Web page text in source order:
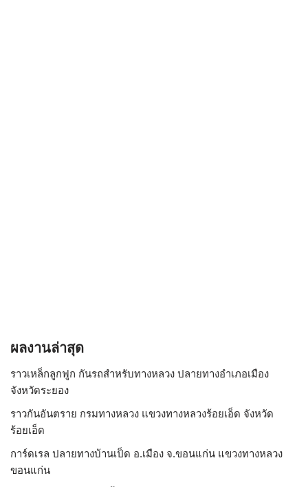
ผลงานล่าสุด
ราวเหล็กลูกฟูก กันรถสําหรับทางหลวง ปลายทางอำเภอเมือง
จังหวัดระยอง
ราวกันอันตราย กรมทางหลวง แขวงทางหลวงร้อยเอ็ด จังหวัด
ร้อยเอ็ด
การ์ดเรล ปลายทางบ้านเป็ด อ.เมือง จ.ขอนแก่น แขวงทางหลวง
ขอนแก่น